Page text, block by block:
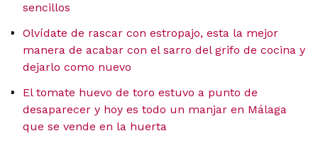
sencillos
Olvídate de rascar con estropajo, esta la mejor
manera de acabar con el sarro del grifo de cocina y
dejarlo como nuevo
El tomate huevo de toro estuvo a punto de
desaparecer y hoy es todo un manjar en Málaga
que se vende en la huerta